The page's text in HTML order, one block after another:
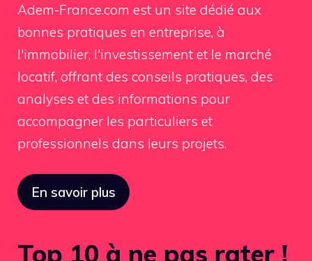
Adem-France.com est un site dédié aux
bonnes pratiques en entreprise, à
l'immobilier, l'investissement et le marché
locatif, offrant des conseils pratiques, des
analyses et des informations pour
accompagner les particuliers et
professionnels dans leurs projets.
En savoir plus
Top 10 à ne pas rater !